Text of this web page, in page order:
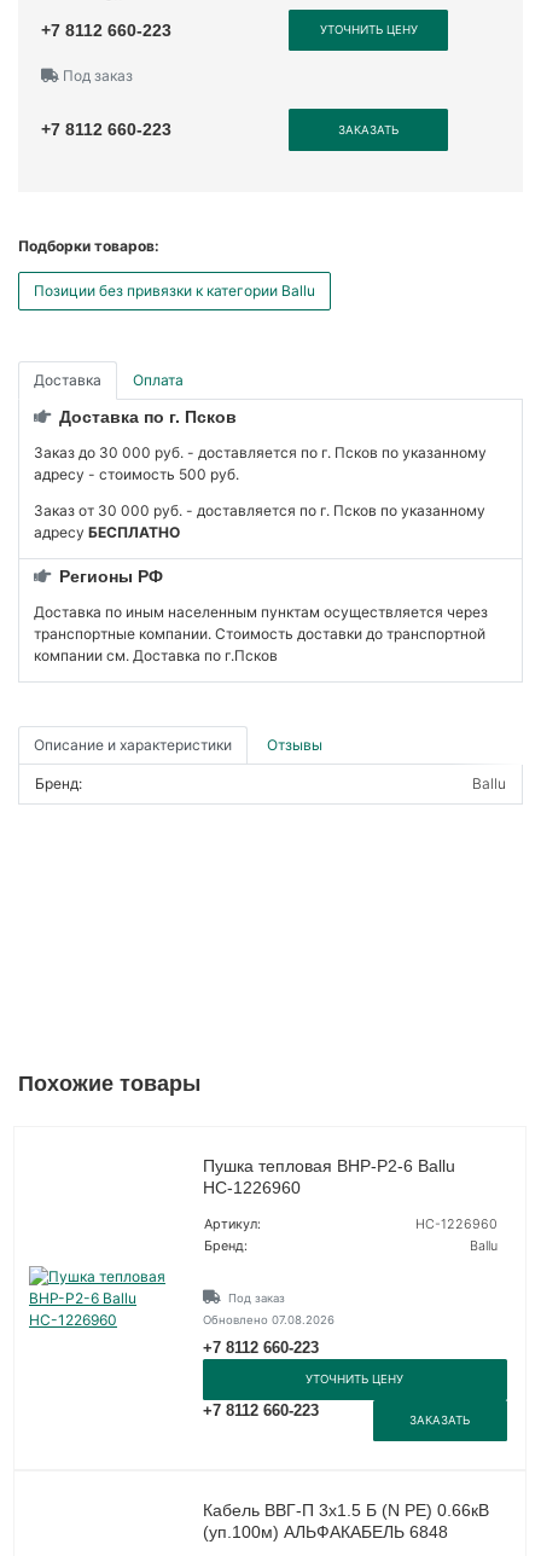
+7 8112 660-223 УТОЧНИТЬ ЦЕНУ
Под заказ
+7 8112 660-223 ЗАКАЗАТЬ
Подборки товаров:
Позиции без привязки к категории Ballu
Доставка Оплата
Доставка по г. Псков
Заказ до 30 000 руб. - доставляется по г. Псков по указанному
адресу - стоимость 500 руб.
Заказ от 30 000 руб. - доставляется по г. Псков по указанному
адресу БЕСПЛАТНО
Регионы РФ
Доставка по иным населенным пунктам осуществляется через
транспортные компании. Стоимость доставки до транспортной
компании см. Доставка по г.Псков
Описание и характеристики Отзывы
Бренд: Ballu
Похожие товары
Пушка тепловая BHP-P2-6 Ballu
НС-1226960
Артикул:
НС-1226960
Бренд:
Ballu
Под заказ
Обновлено 07.08.2026
+7 8112 660-223
УТОЧНИТЬ ЦЕНУ
+7 8112 660-223
ЗАКАЗАТЬ
Кабель ВВГ-П 3х1.5 Б (N PE) 0.66кВ
(уп.100м) АЛЬФАКАБЕЛЬ 6848